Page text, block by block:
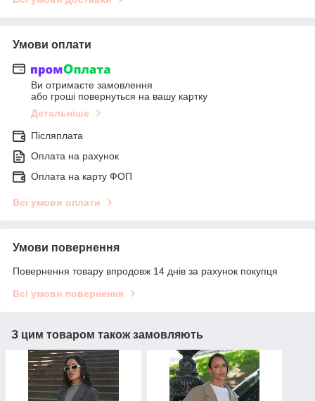
Умови оплати
Ви отримаєте замовлення
або гроші повернуться на вашу картку
Детальніше
Післяплата
Оплата на рахунок
Оплата на карту ФОП
Всі умови оплати
Умови повернення
Повернення товару впродовж 14 днів за рахунок покупця
Всі умови повернення
З цим товаром також замовляють